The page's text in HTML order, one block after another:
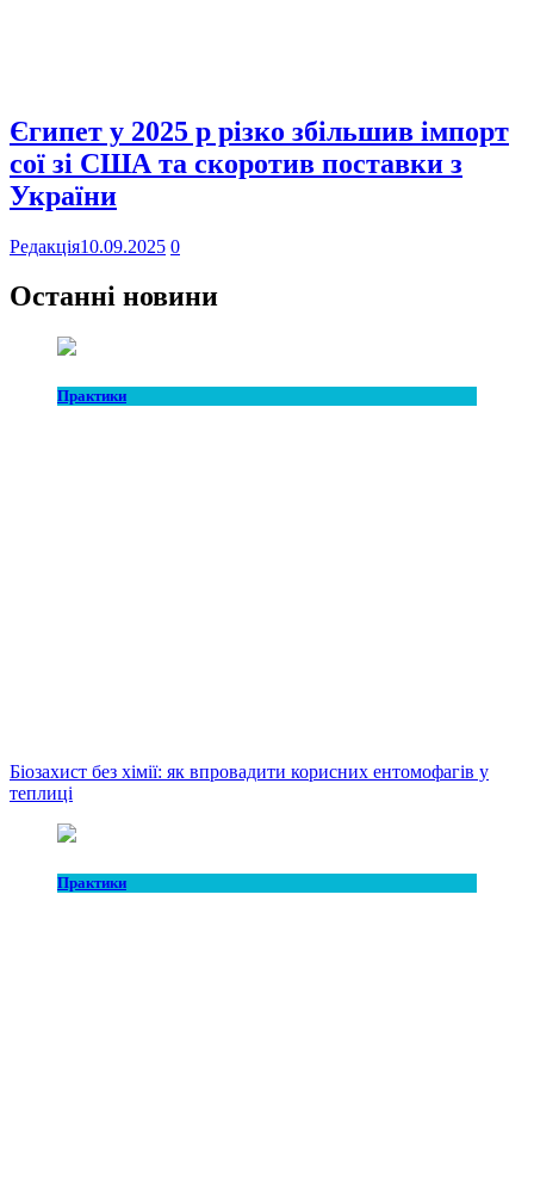
Єгипет у 2025 р різко збільшив імпорт
сої зі США та скоротив поставки з
України
Редакція10.09.2025 0
Останні новини
Практики
Біозахист без хімії: як впровадити корисних ентомофагів у
теплиці
Практики